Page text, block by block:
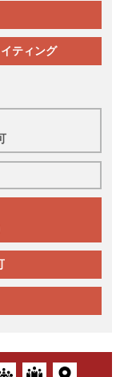
ティング